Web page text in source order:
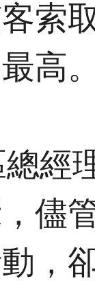
索
高
經
儘
，